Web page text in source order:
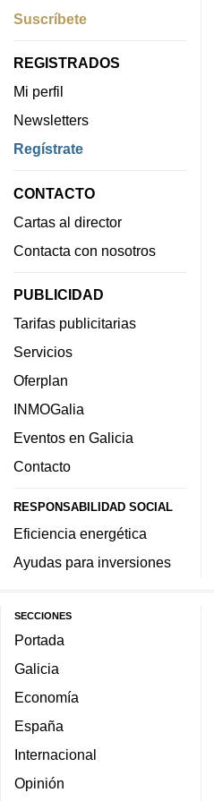
Suscríbete
REGISTRADOS
Mi perfil
Newsletters
Regístrate
CONTACTO
Cartas al director
Contacta con nosotros
PUBLICIDAD
Tarifas publicitarias
Servicios
Oferplan
INMOGalia
Eventos en Galicia
Contacto
RESPONSABILIDAD SOCIAL
Eficiencia energética
Ayudas para inversiones
SECCIONES
Portada
Galicia
Economía
España
Internacional
Opinión